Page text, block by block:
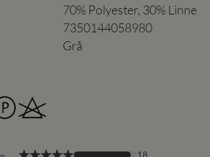
70% Polyester, 30% Linne
7350144058980
Grå